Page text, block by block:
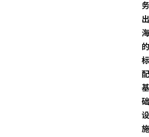
务
出
海
的
标
配
基
础
设
施